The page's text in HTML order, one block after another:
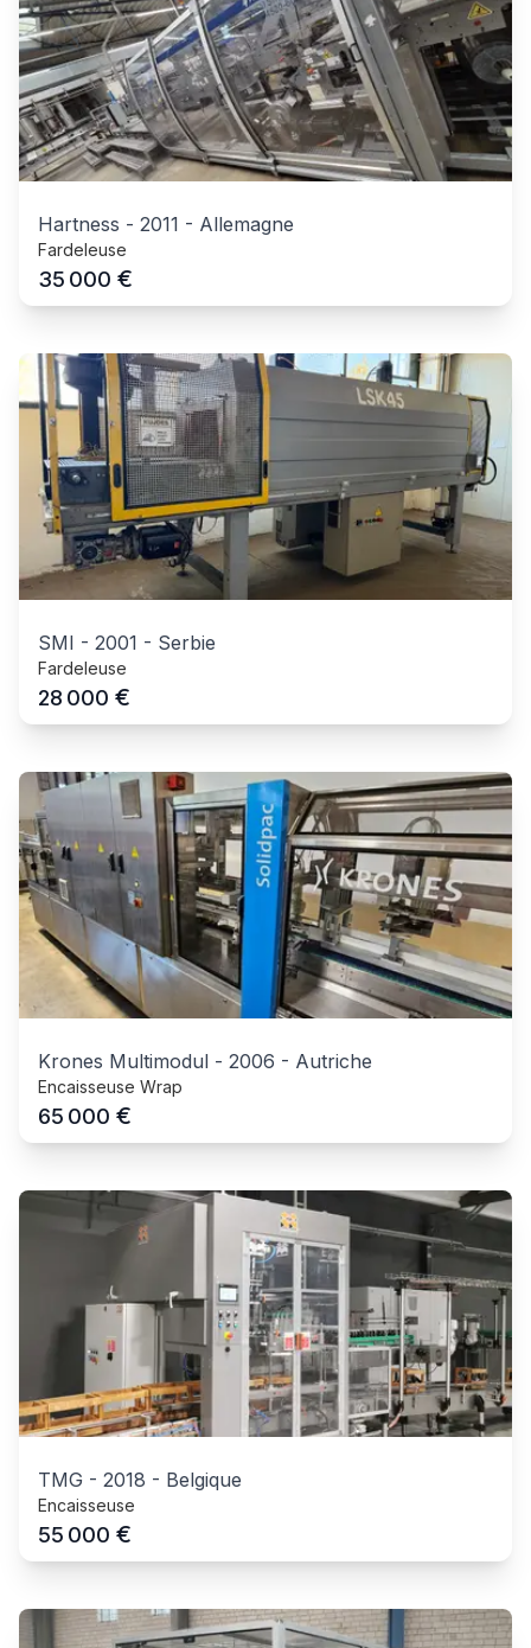
Hartness - 2011 - Allemagne
Fardeleuse
35 000 €
SMI - 2001 - Serbie
Fardeleuse
28 000 €
Krones Multimodul - 2006 - Autriche
Encaisseuse Wrap
65 000 €
TMG - 2018 - Belgique
Encaisseuse
55 000 €